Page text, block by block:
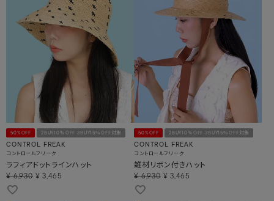
50%OFF 2BUY10％OFF 3BUY15％OFF対象
CONTROL FREAK
コントロールフリーク
ラフィアドットラインハット
¥ 6,930 ¥ 3,465
50%OFF 2BUY10％OFF 3BUY15％OFF対象
CONTROL FREAK
コントロールフリーク
雑材リボン付きハット
¥ 6,930 ¥ 3,465